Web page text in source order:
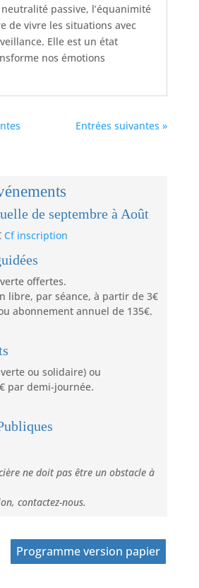
passive, l’équanimité
de vivre les situations avec
Elle est un état
nos émotions
Entrées suivantes »
de septembre à Août
Cf inscription
offertes.
libre, par séance, à partir de 3€
abonnement annuel de 135€.
ou solidaire) ou
par demi-journée.
ne doit pas être un obstacle à
contactez-nous.
Programme version papier